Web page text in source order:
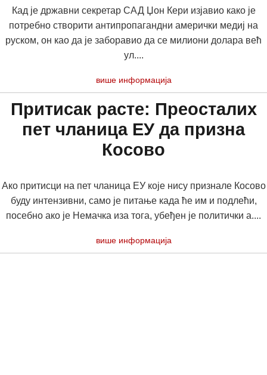
Кад је државни секретар САД Џон Кери изјавио како је
потребно створити антипропагандни амерички медиј на
руском, он као да је заборавио да се милиони долара већ
ул....
више информација
Притисак расте: Преосталих
пет чланица ЕУ да призна
Косово
Ако притисци на пет чланица ЕУ које нису признале Косово
буду интензивни, само је питање када ће им и подлећи,
посебно ако је Немачка иза тога, убеђен је политички а....
више информација